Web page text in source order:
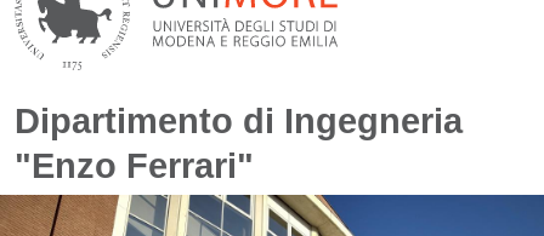
Dipartimento di Ingegneria
"Enzo Ferrari"
Immagine